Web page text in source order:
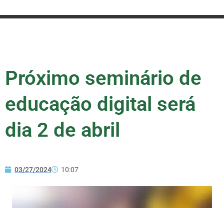
Próximo seminário de
educação digital será
dia 2 de abril
03/27/2024 10:07